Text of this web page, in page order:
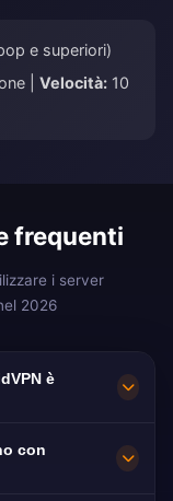
e superiori)
| Velocità: 10
frequenti
i server
2026
è
con